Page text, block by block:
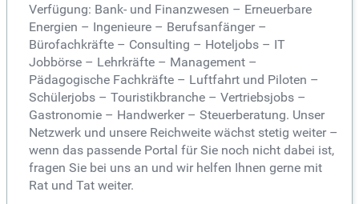
Verfügung: Bank- und Finanzwesen – Erneuerbare
Energien – Ingenieure – Berufsanfänger –
Bürofachkräfte – Consulting – Hoteljobs – IT
Jobbörse – Lehrkräfte – Management –
Pädagogische Fachkräfte – Luftfahrt und Piloten –
Schülerjobs – Touristikbranche – Vertriebsjobs –
Gastronomie – Handwerker – Steuerberatung. Unser
Netzwerk und unsere Reichweite wächst stetig weiter –
wenn das passende Portal für Sie noch nicht dabei ist,
fragen Sie bei uns an und wir helfen Ihnen gerne mit
Rat und Tat weiter.